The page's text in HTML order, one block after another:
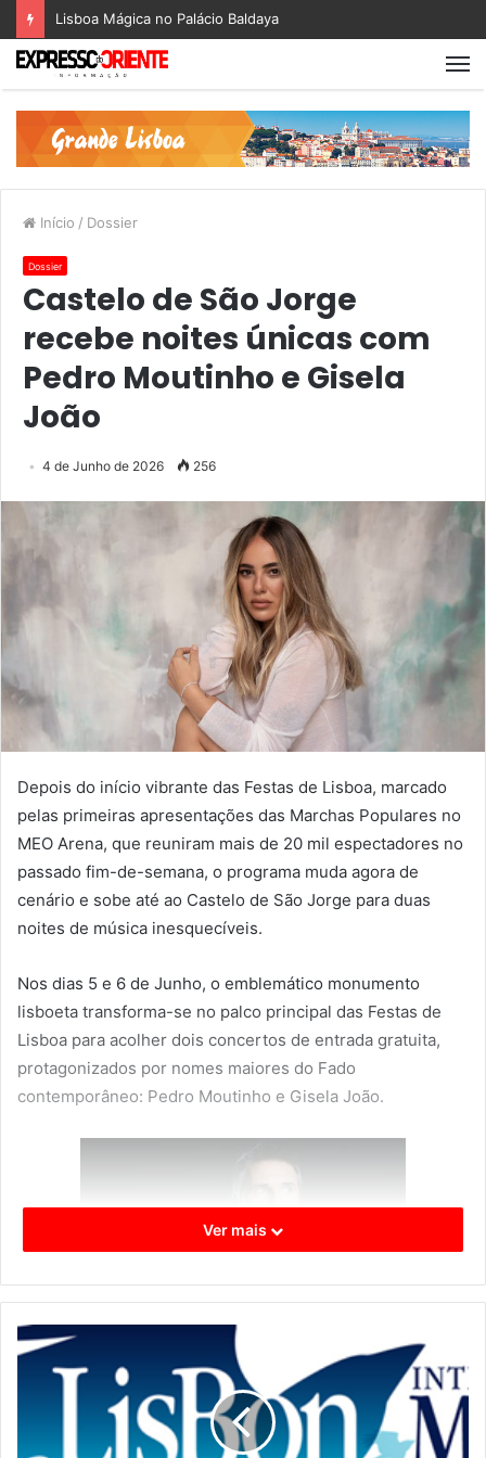
Lisboa Mágica no Palácio Baldaya
Início / Dossier
Dossier
Castelo de São Jorge
recebe noites únicas com
Pedro Moutinho e Gisela
João
4 de Junho de 2026 256
Depois do início vibrante das Festas de Lisboa, marcado
pelas primeiras apresentações das Marchas Populares no
MEO Arena, que reuniram mais de 20 mil espectadores no
passado fim-de-semana, o programa muda agora de
cenário e sobe até ao Castelo de São Jorge para duas
noites de música inesquecíveis.
Nos dias 5 e 6 de Junho, o emblemático monumento
lisboeta transforma-se no palco principal das Festas de
Lisboa para acolher dois concertos de entrada gratuita,
protagonizados por nomes maiores do Fado
contemporâneo: Pedro Moutinho e Gisela João.
Com duas décadas de carreira e sete álbuns editados,
Pedro Moutinho sobe ao palco no dia 5 e convida a
cantora e compositora Sofia Hoffmann. Juntos, prometem
Ver mais